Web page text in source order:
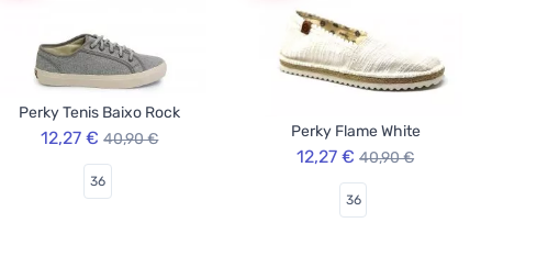
Perky Tenis Baixo Rock
12,27 € 40,90 €
36
Perky Flame White
12,27 € 40,90 €
36